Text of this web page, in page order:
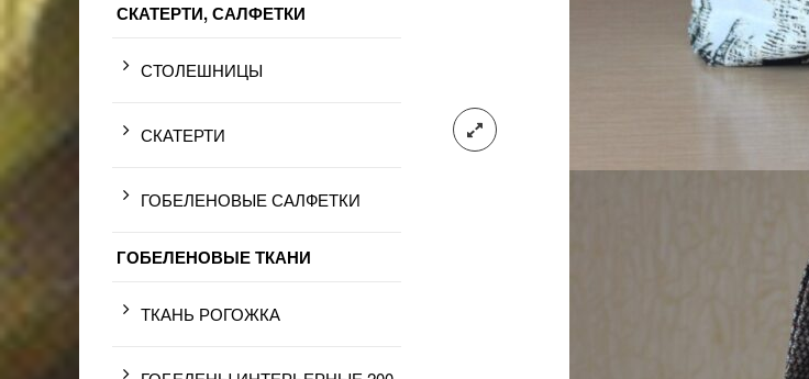
СКАТЕРТИ, САЛФЕТКИ
СТОЛЕШНИЦЫ
СКАТЕРТИ
ГОБЕЛЕНОВЫЕ САЛФЕТКИ
ГОБЕЛЕНОВЫЕ ТКАНИ
ТКАНЬ РОГОЖКА